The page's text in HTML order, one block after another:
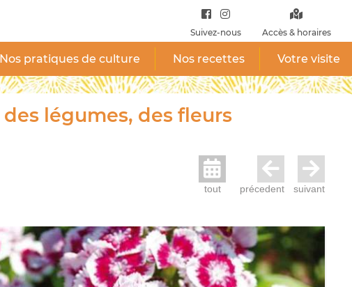
Suivez-nous Accès & horaires
Nos pratiques de culture Nos recettes Votre visite
légumes, des fleurs
tout précedent suivant